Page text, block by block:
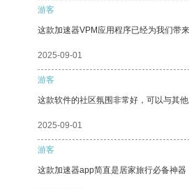
游客
这款加速器VPM应用程序已经为我们带
2025-09-01
游客
这款软件的社区氛围非常好，可以与其他
2025-09-01
游客
这款加速器app简直是居家旅行必备神